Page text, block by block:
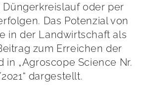
oder per
Das Potenzial von
in der Landwirtschaft als
zum Erreichen der
in „Agroscope Science Nr.
dargestellt.